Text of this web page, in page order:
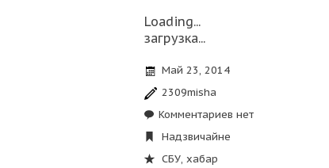
Loading...
загрузка...
Май 23, 2014
2309misha
Комментариев нет
Надзвичайне
СБУ, хабар